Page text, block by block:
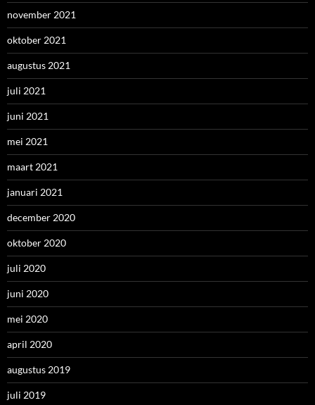
november 2021
oktober 2021
augustus 2021
juli 2021
juni 2021
mei 2021
maart 2021
januari 2021
december 2020
oktober 2020
juli 2020
juni 2020
mei 2020
april 2020
augustus 2019
juli 2019